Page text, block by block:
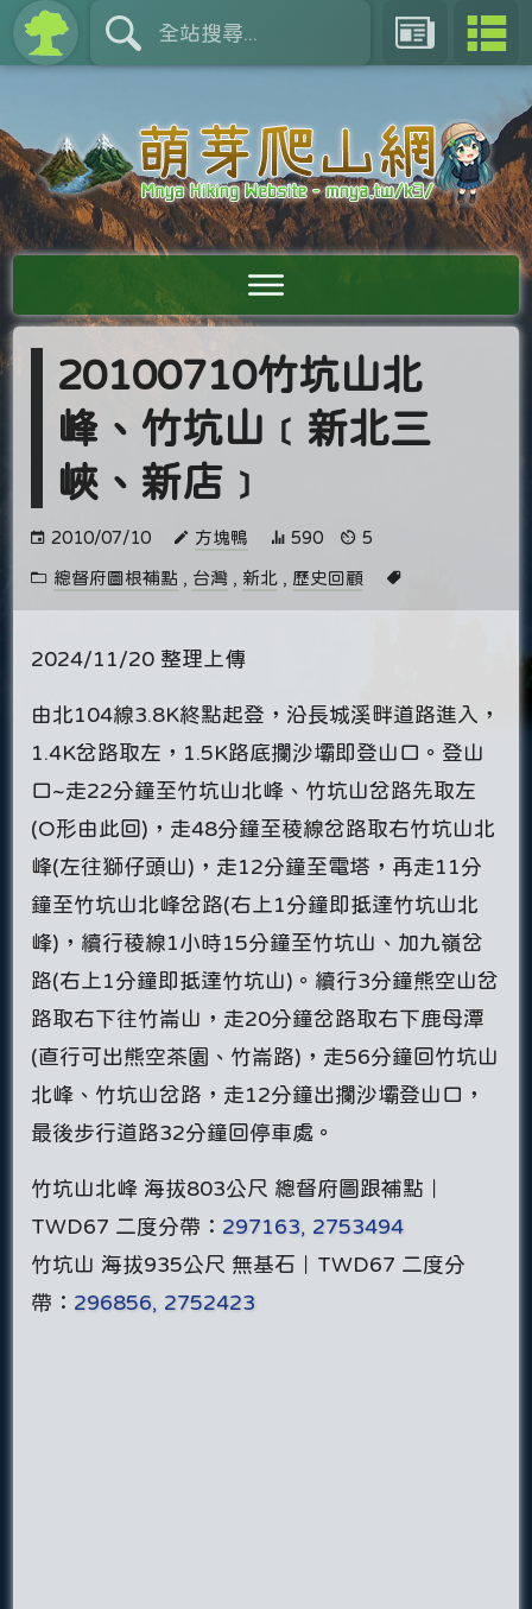
20100710竹坑山北
峰、竹坑山﹝新北三
峽、新店﹞
2010/07/10 方塊鴨 590 5
總督府圖根補點 , 台灣 , 新北 , 歷史回顧
2024/11/20 整理上傳
由北104線3.8K終點起登，沿長城溪畔道路進入，
1.4K岔路取左，1.5K路底攔沙壩即登山口。登山
口~走22分鐘至竹坑山北峰、竹坑山岔路先取左
(O形由此回)，走48分鐘至稜線岔路取右竹坑山北
峰(左往獅仔頭山)，走12分鐘至電塔，再走11分
鐘至竹坑山北峰岔路(右上1分鐘即抵達竹坑山北
峰)，續行稜線1小時15分鐘至竹坑山、加九嶺岔
路(右上1分鐘即抵達竹坑山)。續行3分鐘熊空山岔
路取右下往竹崙山，走20分鐘岔路取右下鹿母潭
(直行可出熊空茶園、竹崙路)，走56分鐘回竹坑山
北峰、竹坑山岔路，走12分鐘出攔沙壩登山口，
最後步行道路32分鐘回停車處。
竹坑山北峰 海拔803公尺 總督府圖跟補點｜
TWD67 二度分帶： 297163, 2753494
竹坑山 海拔935公尺 無基石｜TWD67 二度分
帶： 296856, 2752423